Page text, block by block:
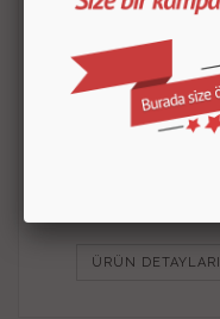
ÜRÜN DETAYLARI